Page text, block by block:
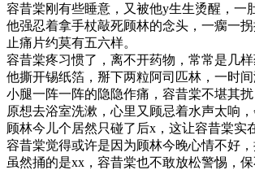
容昔棠刚有些睡意，又被他y生生烫醒，一
他强忍着拿手杖敲死顾林的念头，一瘸一
止痛片约莫有五六样。
容昔棠疼习惯了，离不开药物，常常是几样
他撕开锡纸箔，掰下两粒阿司匹林，一时
小腿一阵一阵的隐隐作痛，容昔棠不堪其
原想去浴室洗漱，心里又顾忌着水声太响
顾林今儿个居然只碰了后x，这让容昔棠实
容昔棠觉得或许是因为顾林今晚心情不好
虽然捅的是xx，容昔棠也不敢放松警惕，